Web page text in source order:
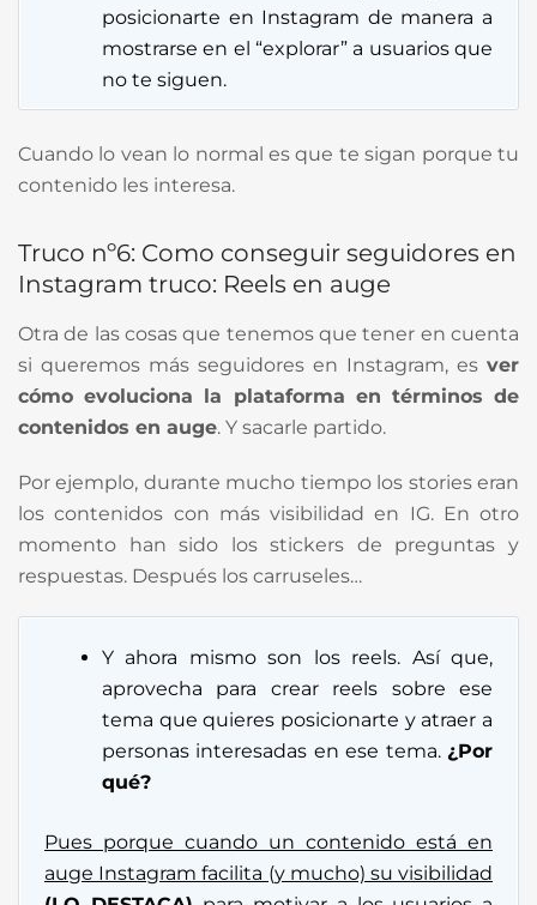
posicionarte en Instagram de manera a
mostrarse en el “explorar” a usuarios que
no te siguen.
Cuando lo vean lo normal es que te sigan porque tu
contenido les interesa.
Truco nº6: Como conseguir seguidores en
Instagram truco: Reels en auge
Otra de las cosas que tenemos que tener en cuenta
si queremos más seguidores en Instagram, es ver
cómo evoluciona la plataforma en términos de
contenidos en auge. Y sacarle partido.
Por ejemplo, durante mucho tiempo los stories eran
los contenidos con más visibilidad en IG. En otro
momento han sido los stickers de preguntas y
respuestas. Después los carruseles…
Y ahora mismo son los reels. Así que,
aprovecha para crear reels sobre ese
tema que quieres posicionarte y atraer a
personas interesadas en ese tema. ¿Por
qué?
Pues porque cuando un contenido está en
auge Instagram facilita (y mucho) su visibilidad